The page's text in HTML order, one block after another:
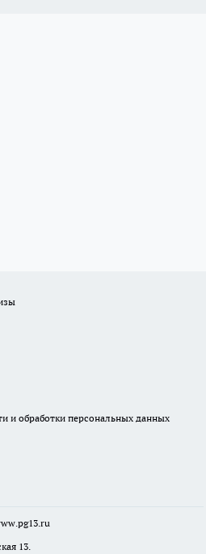
и обработки персональных данных
13.